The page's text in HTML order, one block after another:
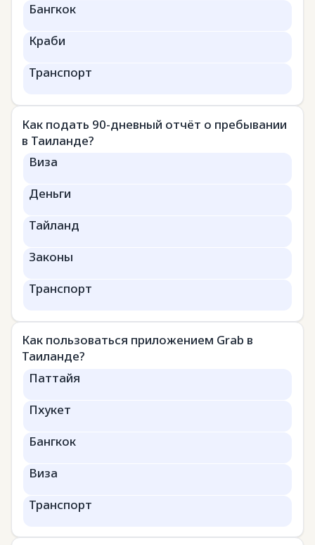
Бангкок
Краби
Транспорт
Как подать 90-дневный отчёт о пребывании
в Таиланде?
Виза
Деньги
Тайланд
Законы
Транспорт
Как пользоваться приложением Grab в
Таиланде?
Паттайя
Пхукет
Бангкок
Виза
Транспорт